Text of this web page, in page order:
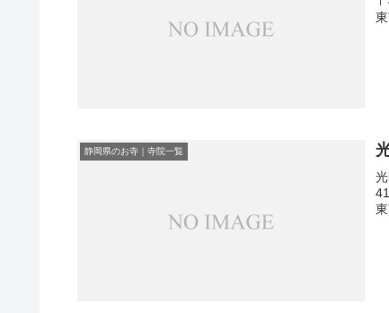
静岡県のお寺｜寺院一覧